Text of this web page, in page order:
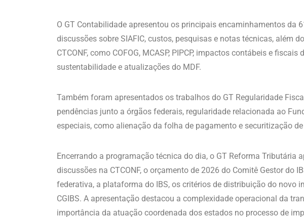
O GT Contabilidade apresentou os principais encaminhamentos da
discussões sobre SIAFIC, custos, pesquisas e notas técnicas, além
CTCONF, como COFOG, MCASP, PIPCP, impactos contábeis e
sustentabilidade e atualizações do MDF.
Também foram apresentados os trabalhos do GT Regularidade
pendências junto a órgãos federais, regularidade relacionada ao
especiais, como alienação da folha de pagamento e securitização
Encerrando a programação técnica do dia, o GT Reforma Tributária
discussões na CTCONF, o orçamento de 2026 do Comitê Gestor do
federativa, a plataforma do IBS, os critérios de distribuição do novo
CGIBS. A apresentação destacou a complexidade operacional da
importância da atuação coordenada dos estados no processo de